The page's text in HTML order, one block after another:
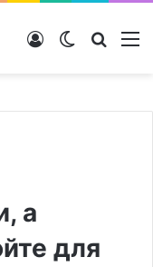
Switch skin
Войти
а
для